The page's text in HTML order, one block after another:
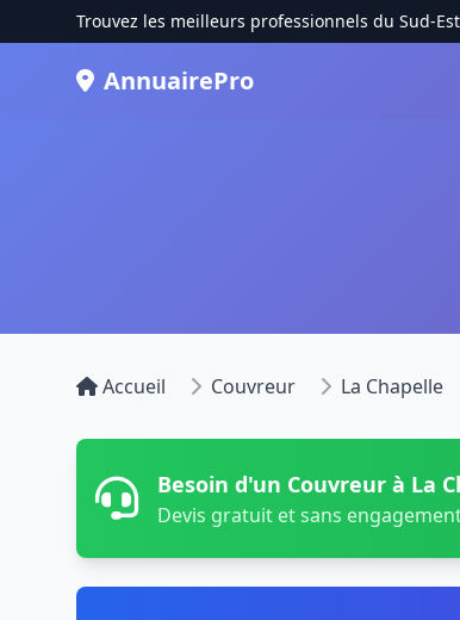
Trouvez les meilleurs professionnels du Sud-Est
AnnuairePro
Accueil Couvreur La Chapelle
Besoin d'un Couvreur à La
Devis gratuit et sans